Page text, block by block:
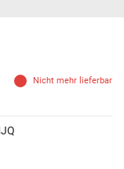
Nicht mehr lieferbar